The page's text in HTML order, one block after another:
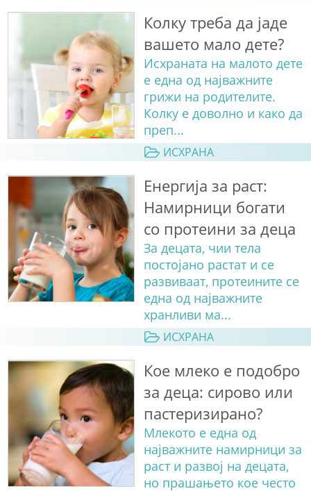
Колку треба да јаде
вашето мало дете?
Исхраната на малото дете
е една од најважните
грижи на родителите.
Колку е доволно и како да
преп...
ИСХРАНА
Енергија за раст:
Намирници богати
со протеини за деца
За децата, чии тела
постојано растат и се
развиваат, протеините се
една од најважните
хранливи ма...
ИСХРАНА
Кое млеко е подобро
за деца: сирово или
пастеризирано?
Млекото е една од
најважните намирници за
раст и развој на децата,
но прашањето кое често